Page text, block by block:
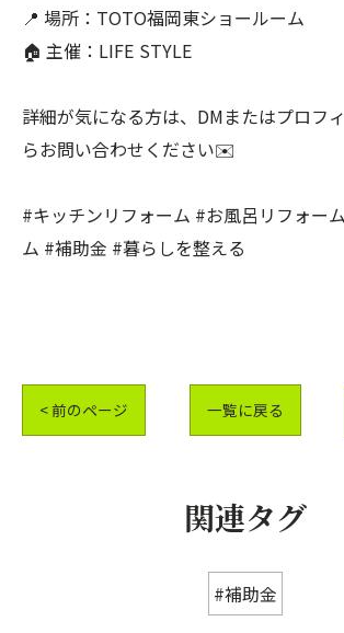
📍 場所：TOTO福岡東ショールーム
🏠 主催：LIFE STYLE
詳細が気になる方は、DMまたはプロフ
らお問い合わせください✉️
#キッチンリフォーム #お風呂リフォー
ム #補助金 #暮らしを整える
< 前のページ 一覧に戻る
関連タグ
#補助金